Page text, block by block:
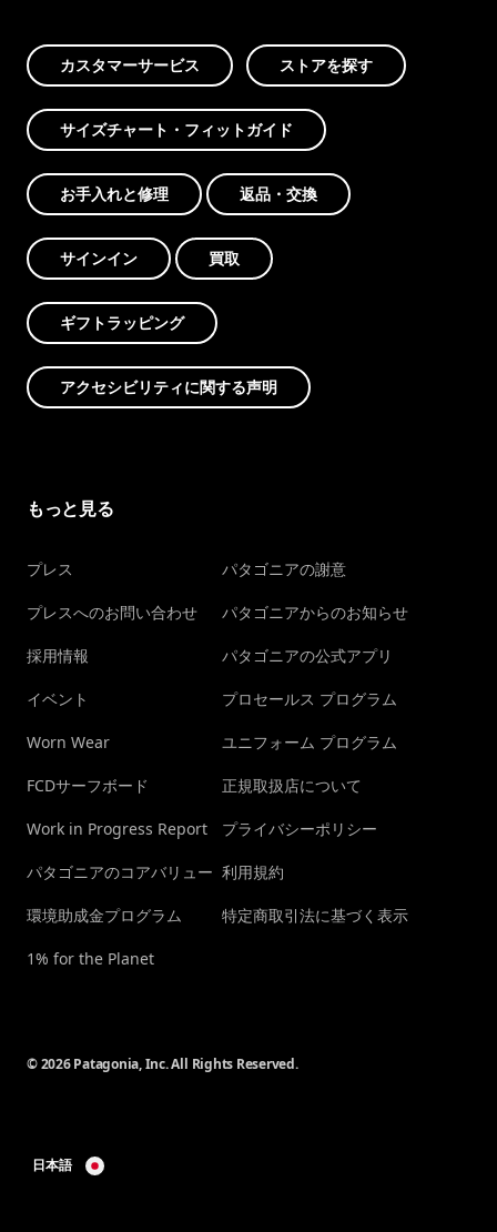
カスタマーサービス ストアを探す
サイズチャート・フィットガイド
お手入れと修理 返品・交換
サインイン 買取
ギフトラッピング
アクセシビリティに関する声明
もっと見る
プレス
プレスへのお問い合わせ
採用情報
イベント
Worn Wear
FCDサーフボード
Work in Progress Report
パタゴニアのコアバリュー
環境助成金プログラム
1% for the Planet
パタゴニアの謝意
パタゴニアからのお知らせ
パタゴニアの公式アプリ
プロセールス プログラム
ユニフォーム プログラム
正規取扱店について
プライバシーポリシー
利用規約
特定商取引法に基づく表示
© 2026 Patagonia, Inc. All Rights Reserved.
日本語